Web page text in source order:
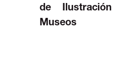
de
Museos
Ilustración